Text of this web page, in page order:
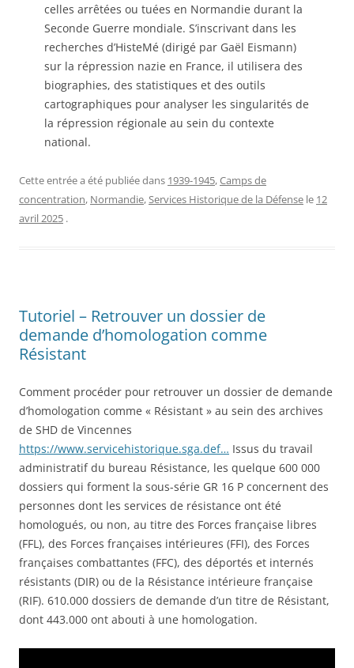
celles arrêtées ou tuées en Normandie durant la
Seconde Guerre mondiale. S’inscrivant dans les
recherches d’HisteMé (dirigé par Gaël Eismann)
sur la répression nazie en France, il utilisera des
biographies, des statistiques et des outils
cartographiques pour analyser les singularités de
la répression régionale au sein du contexte
national.
Cette entrée a été publiée dans 1939-1945,Camps de
concentration, Normandie,Services Historique de la Défense le 12
avril 2025 .
Tutoriel – Retrouver un dossier de
demande d’homologation comme
Résistant
Comment procéder pour retrouver un dossier de demande
d’homologation comme « Résistant » au sein des archives
de SHD de Vincennes
https://www.servicehistorique.sga.def… Issus du travail
administratif du bureau Résistance, les quelque 600 000
dossiers qui forment la sous-série GR 16 P concernent des
personnes dont les services de résistance ont été
homologués, ou non, au titre des Forces française libres
(FFL), des Forces françaises intérieures (FFI), des Forces
françaises combattantes (FFC), des déportés et internés
résistants (DIR) ou de la Résistance intérieure française
(RIF). 610.000 dossiers de demande d’un titre de Résistant,
dont 443.000 ont abouti à une homologation.